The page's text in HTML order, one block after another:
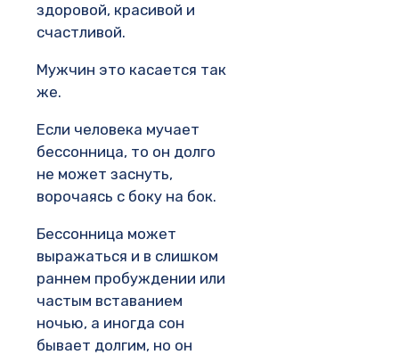
здоровой, красивой и
счастливой.
Мужчин это касается так
же.
Если человека мучает
бессонница, то он долго
не может заснуть,
ворочаясь с боку на бок.
Бессонница может
выражаться и в слишком
раннем пробуждении или
частым вставанием
ночью, а иногда сон
бывает долгим, но он